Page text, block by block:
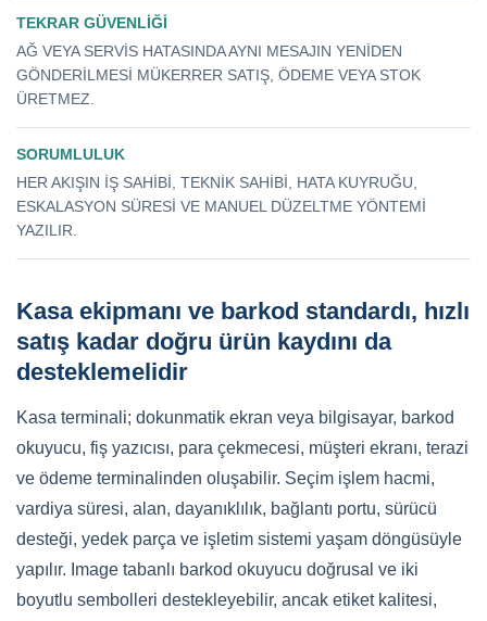
TEKRAR GÜVENLIĞI
AĞ VEYA SERVIS HATASINDA AYNI MESAJIN YENIDEN
GÖNDERILMESI MÜKERRER SATIŞ, ÖDEME VEYA STOK
ÜRETMEZ.
SORUMLULUK
HER AKIŞIN IŞ SAHIBI, TEKNIK SAHIBI, HATA KUYRUĞU,
ESKALASYON SÜRESI VE MANUEL DÜZELTME YÖNTEMI
YAZILIR.
Kasa ekipmanı ve barkod standardı, hızlı
satış kadar doğru ürün kaydını da
desteklemelidir
Kasa terminali; dokunmatik ekran veya bilgisayar, barkod
okuyucu, fiş yazıcısı, para çekmecesi, müşteri ekranı, terazi
ve ödeme terminalinden oluşabilir. Seçim işlem hacmi,
vardiya süresi, alan, dayanıklılık, bağlantı portu, sürücü
desteği, yedek parça ve işletim sistemi yaşam döngüsüyle
yapılır. Image tabanlı barkod okuyucu doğrusal ve iki
boyutlu sembolleri destekleyebilir, ancak etiket kalitesi,